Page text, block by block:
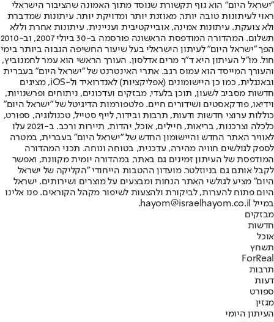
"ישראל היום" הוא גוף תקשורת שנוסד מתוך האמונה שהציבור הישראלי
ראוי לעיתונות טובה יותר, מאוזנת יותר ומדויקת יותר. עיתונות שמדברת
ולא צועקת. עיתונות אמינה, אובייקטיבית ועניינית. עיתונות אחרת וללא
תשלום. המהדורה המודפסת הראשונה פורסמה ב-30 ביולי 2007, וב-2010
הפך "ישראל היום" לעיתון הישראלי בעל שיעור החשיפה הגבוה ביותר בימי
חול. מו"ל העיתון היא ד"ר מרים אדלסון. העורך הראשי הוא עמר לחמנוביץ,
והעורך המייסד הוא עמוס רגב. אתרי האינטרנט של "ישראל היום" בעברית
ובאנגלית, כמו כן היישומונים (אפליקציות) לאנדרואיד ול-iOS, מציגים
חדשות מסביב לשעון, תוכן בלעדי, מבזקים ועדכונים, ניתוחים ופרשנויות,
וידיאו, פודקאסטים ושידורים חיים. פלטפורמות הדיגיטל של "ישראל היום"
כוללות ערוצי חדשות ודעות, תרבות ובידור, לייף סטייל, טכנולוגיה, ספורט,
כלכלה וצרכנות, בריאות, חיילים, אוכל, יהדות, תיירות ורכב. ב-2021 עלו
לאוויר האתר החדש והיישומון החדש של "ישראל היום" בעברית, במטרה
לספק לגולשים חוויה מהירה, עדכנית, בטוחה ונוחה. תכני המהדורה
המודפסת של העיתון זמינים גם באתר, במהדורה יומית מקוונת, ואפשר
לקבל אותם גם בניוזלטר. מועדון ההטבות הייחודי "הקליקה של ישראל
היום" מציע לגולשי האתר הנחות ומבצעים על מוצרים ושירותים. ישראל
היום פתוח להערות, לביקורת ולהצעות לשיפור מקהל הקוראים. פנו אלינו
במייל hayom@israelhayom.co.il.
מבזקים
חדשות
אוכל
תשחץ
ForReal
תרבות
דעות
ספורט
מגזין
העיתון היומי